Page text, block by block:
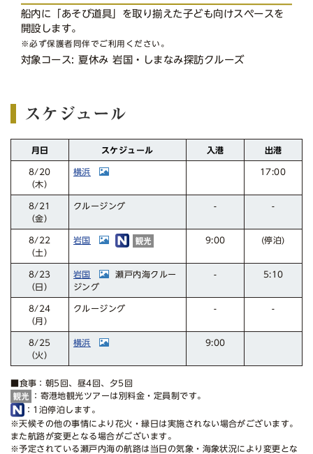
船内に「あそび道具」を取り揃えた子ども向けスペースを
開設します。
※必ず保護者同伴でご利用ください。
対象コース: 夏休み 岩国・しまなみ探訪クルーズ
スケジュール
月日 スケジュール 入港 出港
8/20
（木）
横浜 17:00
8/21
（金）
クルージング - -
8/22
（土）
岩国 9:00 (停泊)
8/23
（日）
岩国 瀬戸内海クルー
ジング
- 5:10
8/24
（月）
クルージング - -
8/25
（火）
横浜 9:00
■食事：朝5回、昼4回、夕5回
：寄港地観光ツアーは別料金・定員制です。
：1泊停泊します。
※天候その他の事情により花火・縁日は実施されない場合がございます。
また航路が変更となる場合がございます。
※予定されている瀬戸内海の航路は当日の気象・海象状況により変更とな